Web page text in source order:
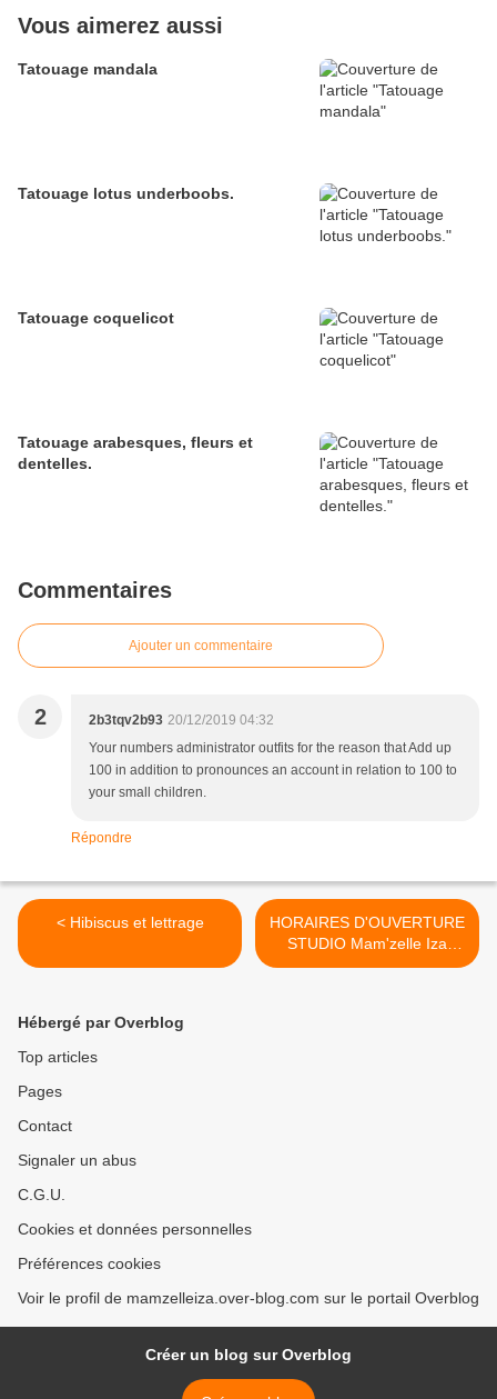
Vous aimerez aussi
Tatouage mandala
Tatouage lotus underboobs.
Tatouage coquelicot
Tatouage arabesques, fleurs et
dentelles.
Commentaires
Ajouter un commentaire
2 2b3tqv2b93 20/12/2019 04:32
Your numbers administrator outfits for the reason that Add up
100 in addition to pronounces an account in relation to 100 to
your small children.
Répondre
< Hibiscus et lettrage
HORAIRES D'OUVERTURE
STUDIO Mam'zelle Iza
Tattoo >
Hébergé par Overblog
Top articles
Pages
Contact
Signaler un abus
C.G.U.
Cookies et données personnelles
Préférences cookies
Voir le profil de mamzelleiza.over-blog.com sur le portail Overblog
Créer un blog sur Overblog